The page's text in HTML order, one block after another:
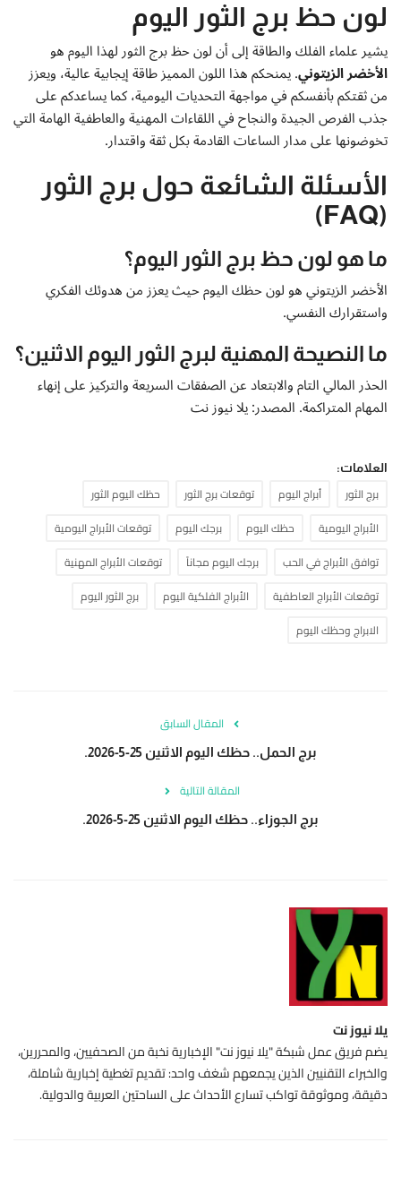
لون حظ برج الثور اليوم
يشير علماء الفلك والطاقة إلى أن لون حظ برج الثور لهذا اليوم هو
الأخضر الزيتوني. يمنحكم هذا اللون المميز طاقة إيجابية عالية، ويعزز
من ثقتكم بأنفسكم في مواجهة التحديات اليومية، كما يساعدكم على
جذب الفرص الجيدة والنجاح في اللقاءات المهنية والعاطفية الهامة التي
تخوضونها على مدار الساعات القادمة بكل ثقة واقتدار.
الأسئلة الشائعة حول برج الثور
(FAQ)
ما هو لون حظ برج الثور اليوم؟
الأخضر الزيتوني هو لون حظك اليوم حيث يعزز من هدوئك الفكري
واستقرارك النفسي.
ما النصيحة المهنية لبرج الثور اليوم الاثنين؟
الحذر المالي التام والابتعاد عن الصفقات السريعة والتركيز على إنهاء
المهام المتراكمة. المصدر: يلا نيوز نت
العلامات:
برج الثور أبراج اليوم توقعات برج الثور
حظك اليوم الثور
الأبراج اليومية
حظك اليوم برجك اليوم
توقعات الأبراج اليومية
توافق الأبراج في الحب
برجك اليوم مجاناً
توقعات الأبراج المهنية
توقعات الأبراج العاطفية
الأبراج الفلكية اليوم
برج الثور اليوم
الابراج وحظك اليوم
المقال السابق
برج الحمل.. حظك اليوم الاثنين 25-5-2026.
المقالة التالية
برج الجوزاء.. حظك اليوم الاثنين 25-5-2026.
يلا نيوز نت
يضم فريق عمل شبكة "يلا نيوز نت" الإخبارية نخبة من الصحفيين، والمحررين،
والخبراء التقنيين الذين يجمعهم شغف واحد: تقديم تغطية إخبارية شاملة،
دقيقة، وموثوقة تواكب تسارع الأحداث على الساحتين العربية والدولية.